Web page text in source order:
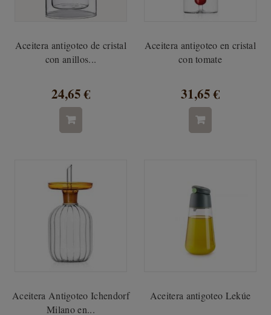
Aceitera antigoteo de cristal
con anillos...
24,65 €
Aceitera antigoteo en cristal
con tomate
31,65 €
Aceitera Antigoteo Ichendorf
Milano en...
Aceitera antigoteo Lekúe